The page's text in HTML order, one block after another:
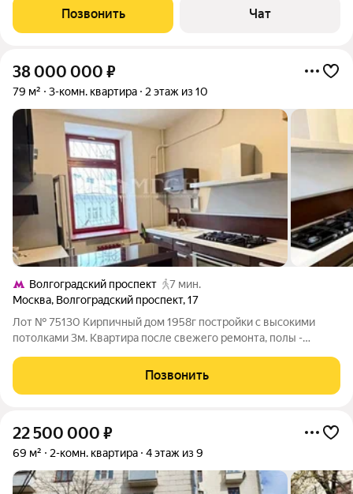
выполнен капитальный ремонт от черновой до чистовой
отделки, заменены Инженерные
Позвонить Чат
38 000 000 ₽
79 м² 3-комн. квартира 2 этаж из 10
Волгоградский проспект
7 мин.
Москва, Волгоградский проспект,17
Лот № 75130 Кирпичный дом 1958г постройки с высокими
потолками 3м. Квартира после свежего ремонта, полы -
деревянные окна с двойным стеклопакетом, подоконники
деревянные, все широкие. Полы
Позвонить
22 500 000 ₽
69 м² 2-комн. квартира 4 этаж из 9